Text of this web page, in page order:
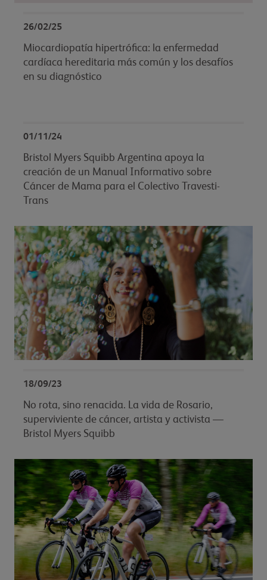
26/02/25
Miocardiopatía hipertrófica: la enfermedad
cardíaca hereditaria más común y los desafíos
en su diagnóstico
01/11/24
Bristol Myers Squibb Argentina apoya la
creación de un Manual Informativo sobre
Cáncer de Mama para el Colectivo Travesti-
Trans
18/09/23
No rota, sino renacida. La vida de Rosario,
superviviente de cáncer, artista y activista —
Bristol Myers Squibb